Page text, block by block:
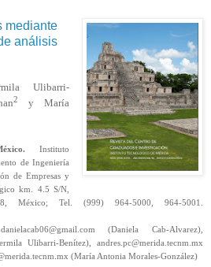
mediante
análisis
Ulibarri-
2
y María
Instituto
de Ingeniería
de Empresas y
km. 4.5 S/N,
México; Tel. (999) 964-5000, 964-5001.
(DanielaCab-Alvarez),
Ulibarri-Benítez), andres.pc@merida.tecnm.mx
(María Antonia Morales-González)